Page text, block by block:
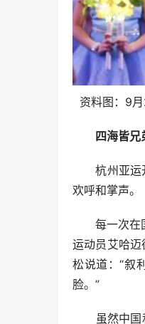
资料图：9
四海皆
杭州亚运开
欢呼和掌声。
每一次在国
运动员艾哈迈
松说道：“叙
脸。”
虽然中国和